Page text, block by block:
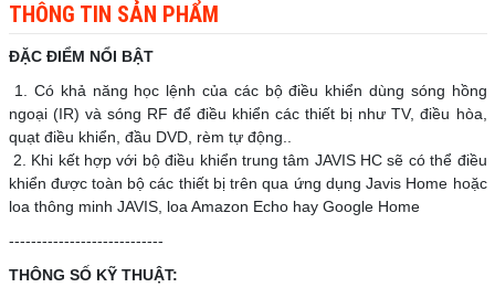
THÔNG TIN SẢN PHẨM
ĐẶC ĐIỂM NỔI BẬT
1. Có khả năng học lệnh của các bộ điều khiển dùng sóng hồng
ngoại (IR) và sóng RF để điều khiển các thiết bị như TV, điều hòa,
quạt điều khiển, đầu DVD, rèm tự động..
2. Khi kết hợp với bộ điều khiển trung tâm JAVIS HC sẽ có thể điều
khiển được toàn bộ các thiết bị trên qua ứng dụng Javis Home hoặc
loa thông minh JAVIS, loa Amazon Echo hay Google Home
----------------------------
THÔNG SỐ KỸ THUẬT: